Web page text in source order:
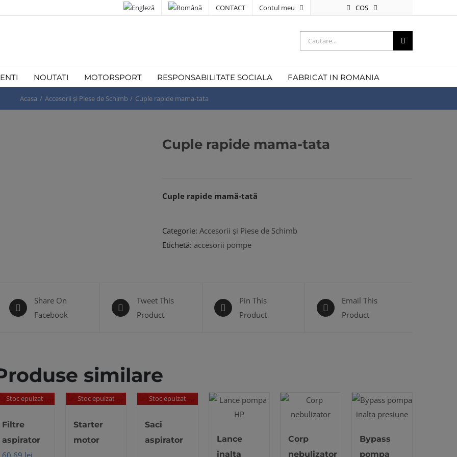
CONTACT Contul meu COS
Cautare...
NOUTATI MOTORSPORT RESPONSABILITATE SOCIALA FABRICAT IN ROMANIA
Acasa Accesorii și Piese de Schimb Cuple rapide mama-tata
Cuple rapide mama-tata
Cuple rapide mamă-tată
Categorie:Accesorii și Piese de Schimb
Etichetă: accesorii pompe
Share On
Facebook
Tweet This
Product
Pin This
Product
Email This
Product
similare
Stoc epuizat
Filtre
aspirator
60,69 lei
Stoc epuizat
Starter
motor
Stoc epuizat
Saci
aspirator
Lance
inalta
Corp
nebulizator
Bypass
pompa